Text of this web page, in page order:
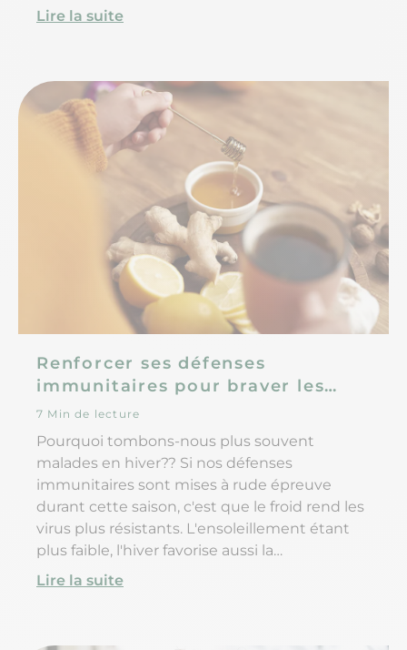
Lire la suite
Renforcer ses défenses
immunitaires pour braver les
virus de l'hiver !
7 Min de lecture
Pourquoi tombons-nous plus souvent
malades en hiver?? Si nos défenses
immunitaires sont mises à rude épreuve
durant cette saison, c'est que le froid rend les
virus plus résistants. L'ensoleillement étant
plus faible, l'hiver favorise aussi la
multiplication des agents pathogênes, qui
Lire la suite